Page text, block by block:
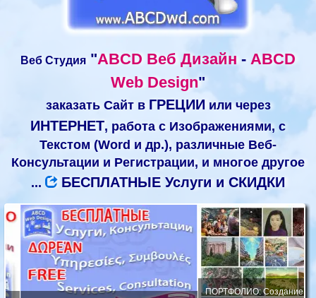
Веб Студия "ABCD Веб Дизайн - ABCD
Web Design"
заказать Сайт в ГРЕЦИИ или через
ИНТЕРНЕТ, работа с Изображениями, с
Текстом (Word и др.), различные Веб-
Консультации и Регистрации, и многое другое
...
БЕСПЛАТНЫЕ Услуги и СКИДКИ
ПОРТФОЛИО: Создание